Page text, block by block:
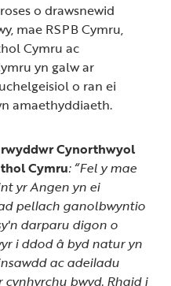
o drawsnewid
mae RSPB Cymru,
Cymru ac
yn galw ar
o ran ei
amaethyddiaeth.
Cynorthwyol
Cymru: “Fel y mae
yr Angen yn ei
pellach ganolbwyntio
darparu digon o
i ddod â byd natur yn
ac adeiladu
bwyd. Rhaid i